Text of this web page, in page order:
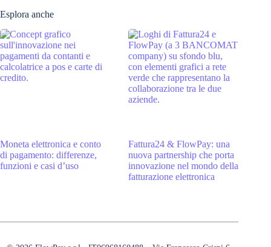
Esplora anche
Moneta elettronica e conto
di pagamento: differenze,
funzioni e casi d’uso
Fattura24 & FlowPay: una
nuova partnership che porta
innovazione nel mondo della
fatturazione elettronica